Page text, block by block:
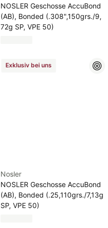
NOSLER Geschosse AccuBond
(AB), Bonded (.308",150grs./9,
72g SP, VPE 50)
Exklusiv bei uns
Nosler
NOSLER Geschosse AccuBond
(AB), Bonded (.25,110grs./7,13g
SP, VPE 50)